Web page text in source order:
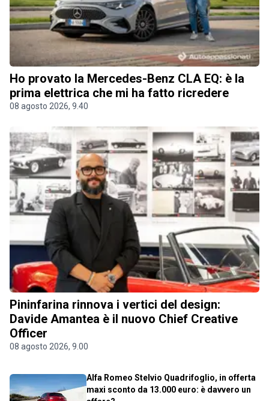
Ho provato la Mercedes-Benz CLA EQ: è la
prima elettrica che mi ha fatto ricredere
08 agosto 2026, 9.40
Pininfarina rinnova i vertici del design:
Davide Amantea è il nuovo Chief Creative
Officer
08 agosto 2026, 9.00
Alfa Romeo Stelvio Quadrifoglio, in offerta
maxi sconto da 13.000 euro: è davvero un